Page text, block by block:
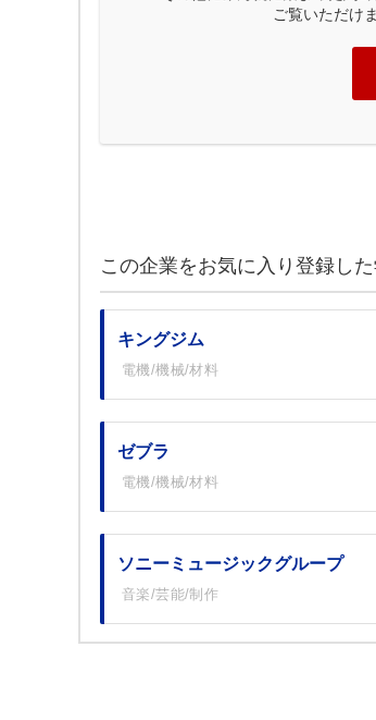
ご覧いただけ
この企業をお気に入り登録し
キングジム
電機/機械/材料
ゼブラ
電機/機械/材料
ソニーミュージックグループ
音楽/芸能/制作